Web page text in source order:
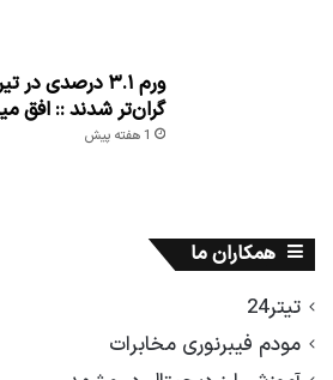
ورم ۳.۱ درصدی
گران‌تر شدند :: افق
1 هفته پیش
همکاران ما
تیتر24
مودم فیبرنوری مخابرات